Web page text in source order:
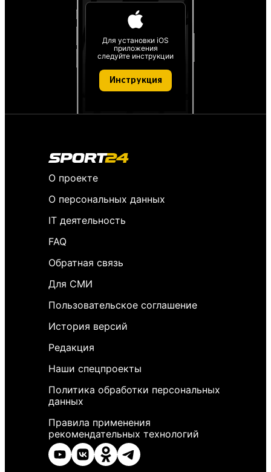
Для установки iOS
приложения
следуйте инструкции
Инструкция
О проекте
О персональных данных
IT деятельность
FAQ
Обратная связь
Для СМИ
Пользовательское соглашение
История версий
Редакция
Наши спецпроекты
Политика обработки персональных
данных
Правила применения
рекомендательных технологий